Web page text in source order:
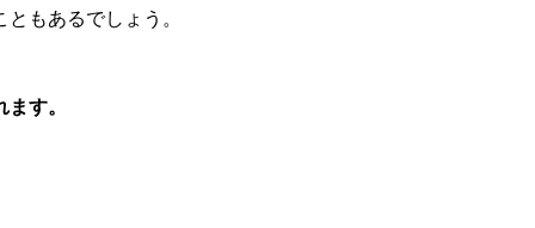
もあるでしょう。
す。